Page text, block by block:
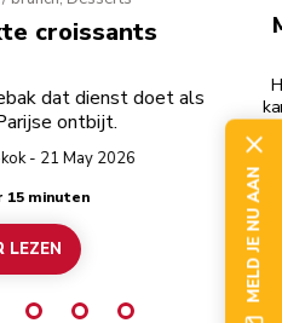
croissants
dat dienst doet als
ontbijt.
- 21 May 2026
15 minuten
LEZEN MELD JE NU AAN